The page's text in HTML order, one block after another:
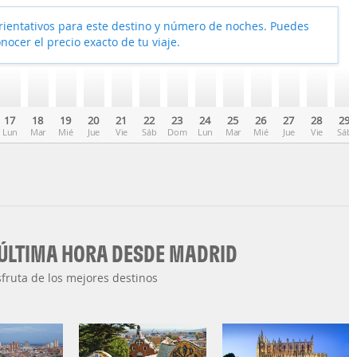
17
Lun
18
Mar
19
Mié
20
Jue
21
Vie
22
Sáb
23
Dom
24
Lun
25
Mar
26
Mié
27
Jue
28
Vie
para este destino y número de noches. Puedes
el precio exacto de tu viaje.
HORA DESDE MADRID
de los mejores destinos